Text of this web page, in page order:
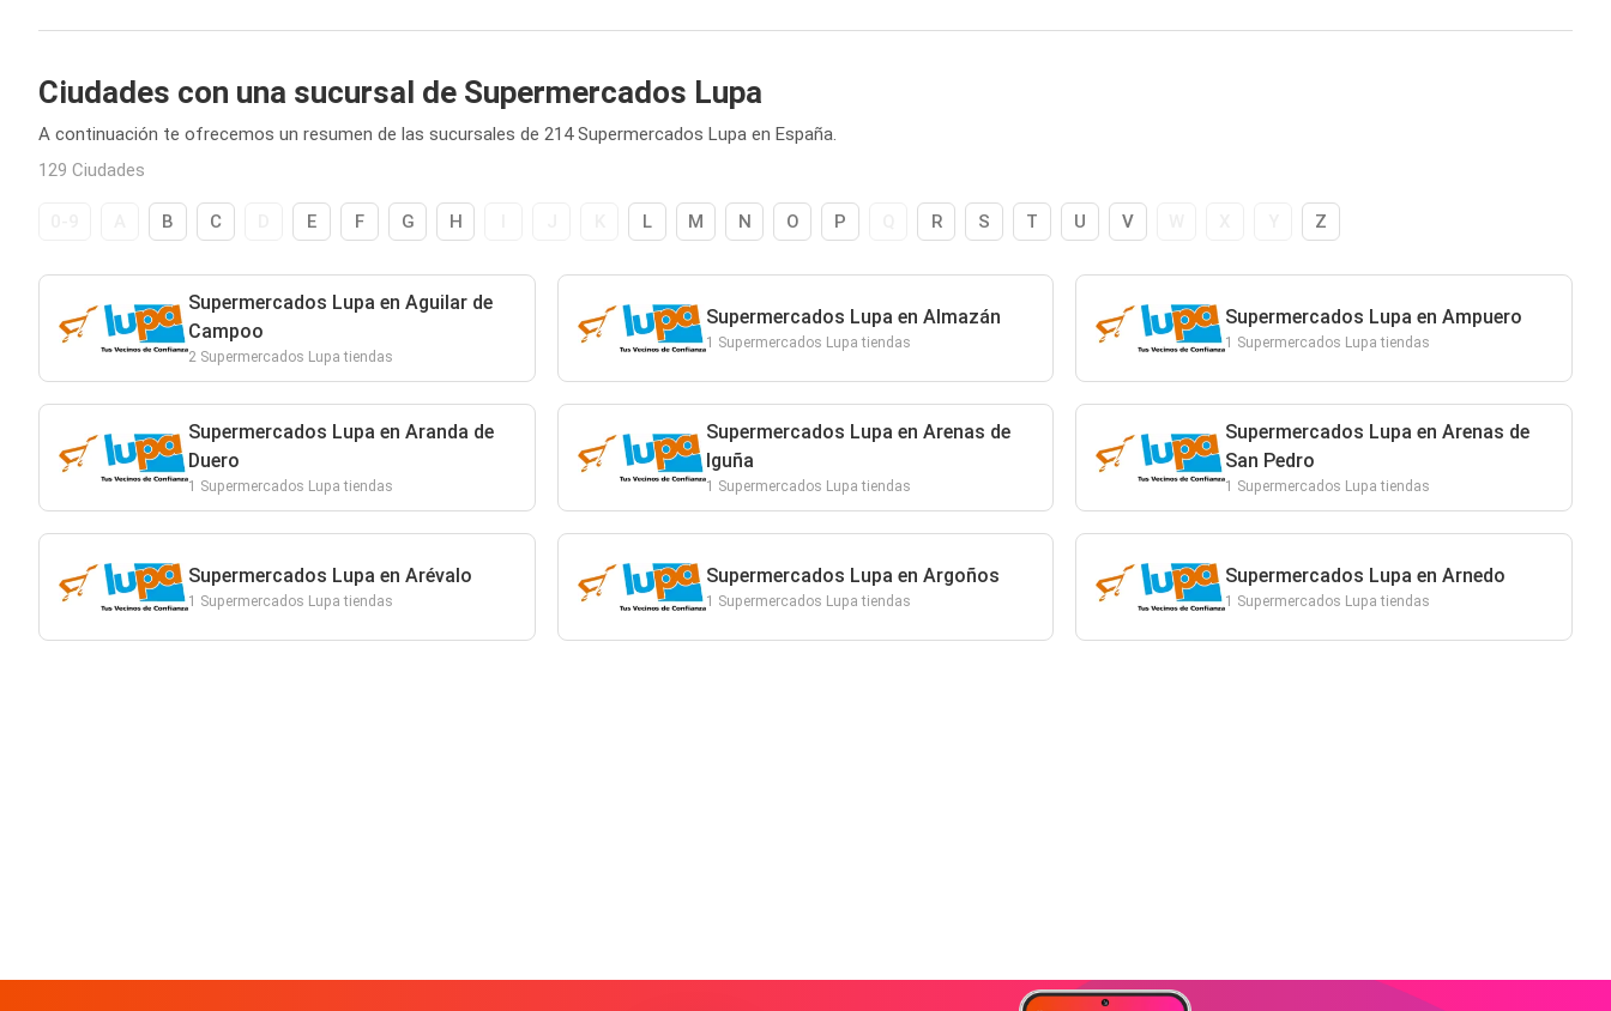
Ciudades con una sucursal de Supermercados Lupa
A continuación te ofrecemos un resumen de las sucursales de 214 Supermercados Lupa en España.
129 Ciudades
B C E F G H L M N O P R S T U V Z
Supermercados Lupa en Aguilar de
Campoo
2 Supermercados Lupa tiendas
Supermercados Lupa en Almazán
1 Supermercados Lupa tiendas
Supermercados Lupa en Ampuero
1 Supermercados Lupa tiendas
Supermercados Lupa en Aranda de
Duero
1 Supermercados Lupa tiendas
Supermercados Lupa en Arenas de
Iguña
1 Supermercados Lupa tiendas
Supermercados Lupa en Arenas de
San Pedro
1 Supermercados Lupa tiendas
Supermercados Lupa en Arévalo
1 Supermercados Lupa tiendas
Supermercados Lupa en Argoños
1 Supermercados Lupa tiendas
Supermercados Lupa en Arnedo
1 Supermercados Lupa tiendas